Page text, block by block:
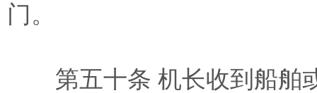
门。
第五十条 机长收到船舶